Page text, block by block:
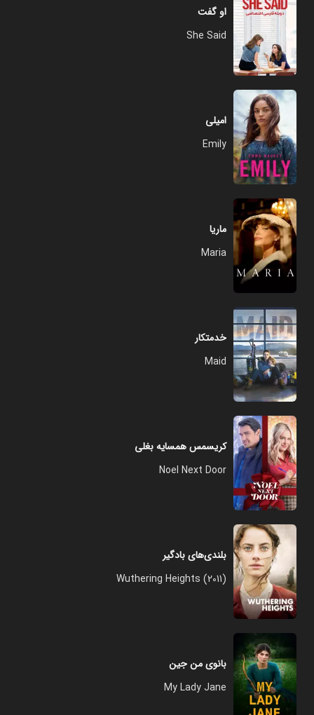
او گفت
She Said
امیلی
Emily
ماریا
Maria
خدمتکار
Maid
کریسمس همسایه بغلی
Noel Next Door
بلندی‌های بادگیر
Wuthering Heights (2011)
بانوی من جین
My Lady Jane